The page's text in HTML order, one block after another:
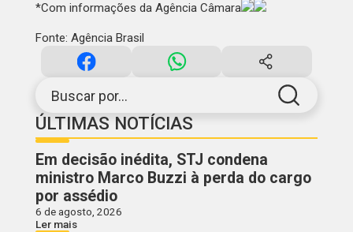
Buscar por...
ÚLTIMAS NOTÍCIAS
Em decisão inédita, STJ condena
ministro Marco Buzzi à perda do cargo
por assédio
6 de agosto, 2026
Ler mais
*Com informações da Agência Câmara
Fonte: Agência Brasil